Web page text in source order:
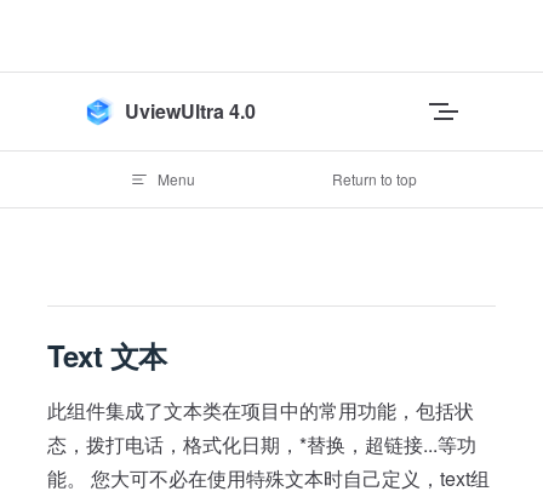
UviewUltra 4.0
Menu Return to top
Text 文本
此组件集成了文本类在项目中的常用功能，包括状
态，拨打电话，格式化日期，*替换，超链接...等功
能。 您大可不必在使用特殊文本时自己定义，text组